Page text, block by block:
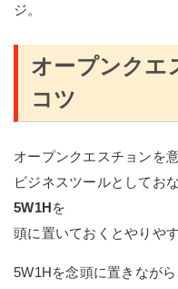
ジ。
オープンクエ
コツ
オープンクエスチョンを
ビジネスツールとしておな
5W1Hを
頭に置いておくとやりやす
5W1Hを念頭に置きながら